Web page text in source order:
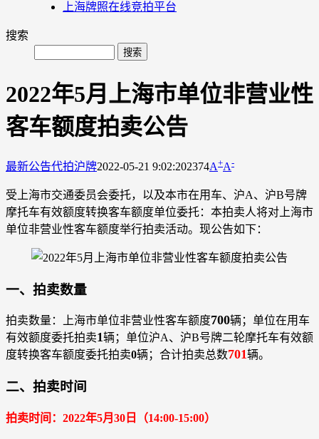
上海牌照在线竞拍平台
搜索
2022年5月上海市单位非营业性
客车额度拍卖公告
最新公告代拍沪牌2022-05-21 9:02:202374A+A-
受上海市交通委员会委托，以及本市在用车、沪A、沪B号牌
摩托车有效额度转换客车额度单位委托：本拍卖人将对上海市
单位非营业性客车额度举行拍卖活动。现公告如下：
一、拍卖数量
拍卖数量：上海市单位非营业性客车额度700辆；单位在用车
有效额度委托拍卖1辆；单位沪A、沪B号牌二轮摩托车有效额
度转换客车额度委托拍卖0辆；合计拍卖总数701辆。
二、拍卖时间
拍卖时间：2022年5月30日（14:00-15:00）